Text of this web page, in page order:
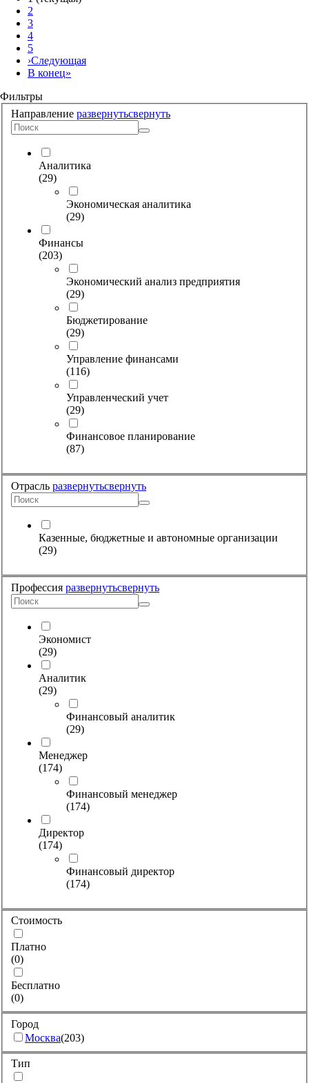
2
3
4
5
›Следующая
В конец»
Фильтры
Направление развернутьсвернуть
Аналитика
(29)
Экономическая аналитика
(29)
Финансы
(203)
Экономический анализ предприятия
(29)
Бюджетирование
(29)
Управление финансами
(116)
Управленческий учет
(29)
Финансовое планирование
(87)
Отрасль развернутьсвернуть
Казенные, бюджетные и автономные организации
(29)
Профессия развернутьсвернуть
Экономист
(29)
Аналитик
(29)
Финансовый аналитик
(29)
Менеджер
(174)
Финансовый менеджер
(174)
Директор
(174)
Финансовый директор
(174)
Стоимость
Платно
(0)
Бесплатно
(0)
Город
Москва(203)
Тип